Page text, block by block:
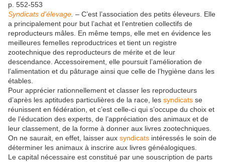
p. 552-553
Syndicats d’élevage – C’est l’association des petits éleveurs. Elle
a principalement pour but l’achat et l’entretien collectifs de
reproducteurs mâles. En même temps, elle met en évidence les
meilleures femelles reproductrices et tient un registre
zootechnique des reproducteurs de mérite et de leur
descendance. Accessoirement, elle poursuit l’amélioration de
l’alimentation et du pâturage ainsi que celle de l’hygiène dans les
étables.
Pour apprécier rationnellement et classer les reproducteurs
d’après les aptitudes particulières de la race, les syndicats se
réunissent en fédération, et c’est celle-ci qui s’occupe du choix et
de l’éducation des experts, de l’appréciation des animaux et de
leur classement, de la forme à donner aux livres zootechniques.
On ne saurait, en effet, laisser aux syndicats intéressés le soin de
déterminer les animaux à inscrire aux livres généalogiques.
Le capital nécessaire est constitué par une souscription de parts